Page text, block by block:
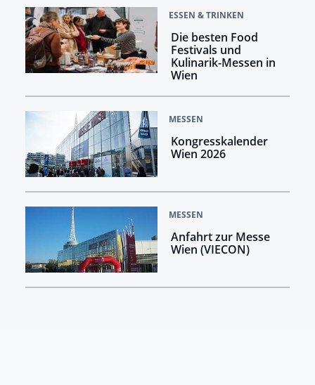
ESSEN & TRINKEN
Die besten Food
Festivals und
Kulinarik-Messen in
Wien
MESSEN
Kongresskalender
Wien 2026
MESSEN
Anfahrt zur Messe
Wien (VIECON)